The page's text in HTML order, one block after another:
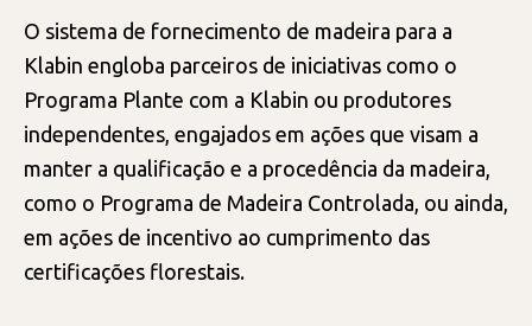
O sistema de fornecimento de madeira para a
Klabin engloba parceiros de iniciativas como o
Programa Plante com a Klabin ou produtores
independentes, engajados em ações que visam a
manter a qualificação e a procedência da madeira,
como o Programa de Madeira Controlada, ou ainda,
em ações de incentivo ao cumprimento das
certificações florestais.